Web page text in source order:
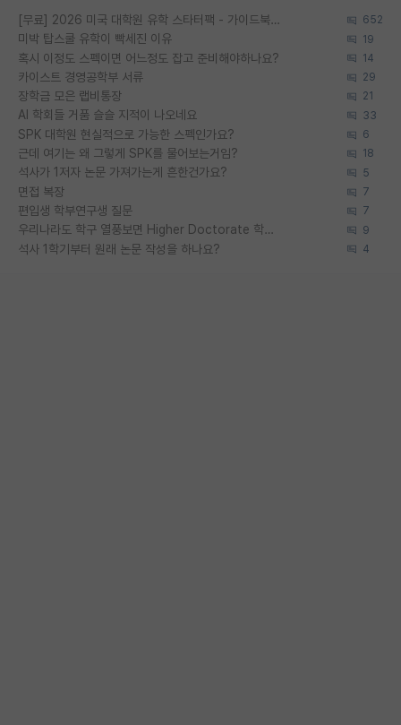
[무료] 2026 미국 대학원 유학 스타터팩 - 가이드북 & 합격자 컨택메일 템플릿 652
미박 탑스쿨 유학이 빡세진 이유 19
혹시 이정도 스펙이면 어느정도 잡고 준비해야하나요? 14
카이스트 경영공학부 서류 29
장학금 모은 랩비통장 21
AI 학회들 거품 슬슬 지적이 나오네요 33
SPK 대학원 현실적으로 가능한 스펙인가요? 6
근데 여기는 왜 그렇게 SPK를 물어보는거임? 18
석사가 1저자 논문 가져가는게 흔한건가요? 5
면접 복장 7
편입생 학부연구생 질문 7
우리나라도 학구 열풍보면 Higher Doctorate 학위가 필요하다고 봅니다. 9
석사 1학기부터 원래 논문 작성을 하나요? 4